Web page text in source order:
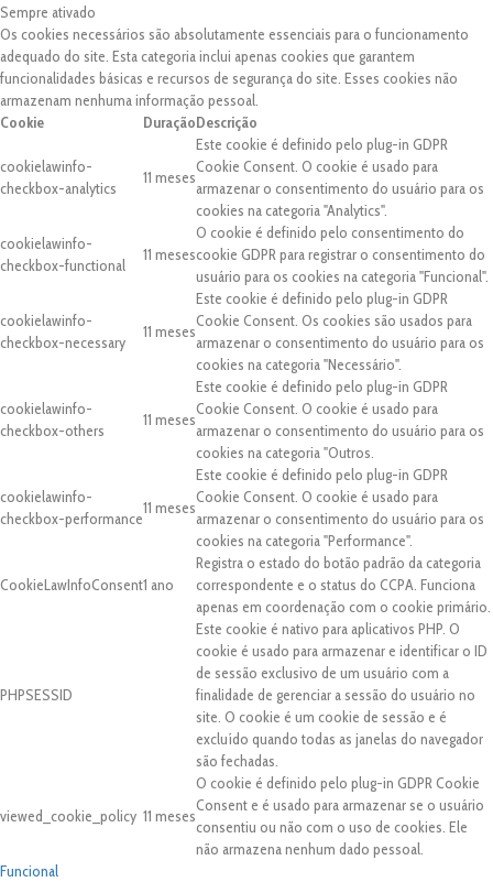
Sempre ativado
Os cookies necessários são absolutamente essenciais para o funcionamento
adequado do site. Esta categoria inclui apenas cookies que garantem
funcionalidades básicas e recursos de segurança do site. Esses cookies não
armazenam nenhuma informação pessoal.
Cookie
DuraçãoDescrição
cookielawinfo-
checkbox-analytics
11 meses
Este cookie é definido pelo plug-in GDPR
Cookie Consent. O cookie é usado para
armazenar o consentimento do usuário para os
cookies na categoria "Analytics".
cookielawinfo-
checkbox-functional
11 meses
O cookie é definido pelo consentimento do
cookie GDPR para registrar o consentimento do
usuário para os cookies na categoria "Funcional".
cookielawinfo-
checkbox-necessary
11 meses
Este cookie é definido pelo plug-in GDPR
Cookie Consent. Os cookies são usados para
armazenar o consentimento do usuário para os
cookies na categoria "Necessário".
cookielawinfo-
checkbox-others
11 meses
Este cookie é definido pelo plug-in GDPR
Cookie Consent. O cookie é usado para
armazenar o consentimento do usuário para os
cookies na categoria "Outros.
cookielawinfo-
checkbox-performance
11 meses
Este cookie é definido pelo plug-in GDPR
Cookie Consent. O cookie é usado para
armazenar o consentimento do usuário para os
cookies na categoria "Performance".
CookieLawInfoConsent1 ano
Registra o estado do botão padrão da categoria
correspondente e o status do CCPA. Funciona
apenas em coordenação com o cookie primário.
PHPSESSID
Este cookie é nativo para aplicativos PHP. O
cookie é usado para armazenar e identificar o ID
de sessão exclusivo de um usuário com a
finalidade de gerenciar a sessão do usuário no
site. O cookie é um cookie de sessão e é
excluído quando todas as janelas do navegador
são fechadas.
viewed_cookie_policy 11 meses
O cookie é definido pelo plug-in GDPR Cookie
Consent e é usado para armazenar se o usuário
consentiu ou não com o uso de cookies. Ele
não armazena nenhum dado pessoal.
Funcional